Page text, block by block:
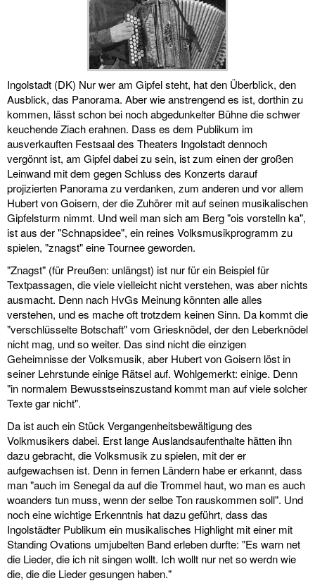
kontakt
Impressum
Ingolstadt (DK) Nur wer am Gipfel steht, hat den Überblick, den
Ausblick, das Panorama. Aber wie anstrengend es ist, dorthin zu
kommen, lässt schon bei noch abgedunkelter Bühne die schwer
keuchende Ziach erahnen. Dass es dem Publikum im
ausverkauften Festsaal des Theaters Ingolstadt dennoch
vergönnt ist, am Gipfel dabei zu sein, ist zum einen der großen
Leinwand mit dem gegen Schluss des Konzerts darauf
projizierten Panorama zu verdanken, zum anderen und vor allem
Hubert von Goisern, der die Zuhörer mit auf seinen musikalischen
Gipfelsturm nimmt. Und weil man sich am Berg "ois vorstelln ka",
ist aus der "Schnapsidee", ein reines Volksmusikprogramm zu
spielen, "znagst" eine Tournee geworden.
"Znagst" (für Preußen: unlängst) ist nur für ein Beispiel für
Textpassagen, die viele vielleicht nicht verstehen, was aber nichts
ausmacht. Denn nach HvGs Meinung könnten alle alles
verstehen, und es mache oft trotzdem keinen Sinn. Da kommt die
"verschlüsselte Botschaft" vom Griesknödel, der den Leberknödel
nicht mag, und so weiter. Das sind nicht die einzigen
Geheimnisse der Volksmusik, aber Hubert von Goisern löst in
seiner Lehrstunde einige Rätsel auf. Wohlgemerkt: einige. Denn
"in normalem Bewusstseinszustand kommt man auf viele solcher
Texte gar nicht".
Da ist auch ein Stück Vergangenheitsbewältigung des
Volkmusikers dabei. Erst lange Auslandsaufenthalte hätten ihn
dazu gebracht, die Volksmusik zu spielen, mit der er
aufgewachsen ist. Denn in fernen Ländern habe er erkannt, dass
man "auch im Senegal da auf die Trommel haut, wo man es auch
woanders tun muss, wenn der selbe Ton rauskommen soll". Und
noch eine wichtige Erkenntnis hat dazu geführt, dass das
Ingolstädter Publikum ein musikalisches Highlight mit einer mit
Standing Ovations umjubelten Band erleben durfte: "Es warn net
die Lieder, die ich nit singen wollt. Ich wollt nur net so werdn wie
die, die die Lieder gesungen haben."